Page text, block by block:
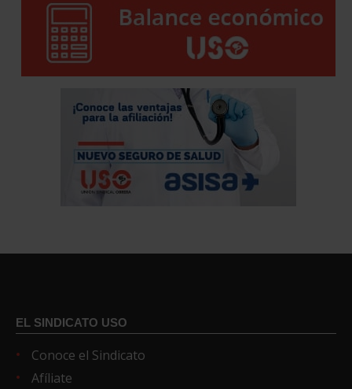
EL SINDICATO USO
Conoce el Sindicato
Afíliate